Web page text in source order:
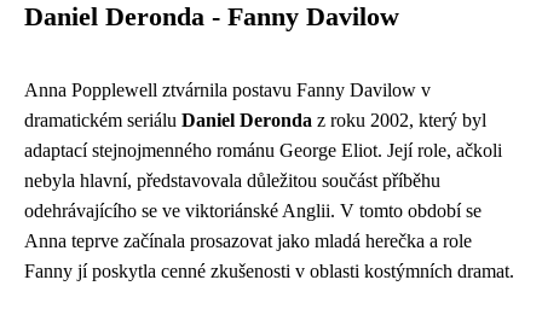
Daniel Deronda - Fanny Davilow
Anna Popplewell ztvárnila postavu Fanny Davilow v
dramatickém seriálu Daniel Deronda z roku 2002, který byl
adaptací stejnojmenného románu George Eliot. Její role, ačkoli
nebyla hlavní, představovala důležitou součást příběhu
odehrávajícího se ve viktoriánské Anglii. V tomto období se
Anna teprve začínala prosazovat jako mladá herečka a role
Fanny jí poskytla cenné zkušenosti v oblasti kostýmních dramat.